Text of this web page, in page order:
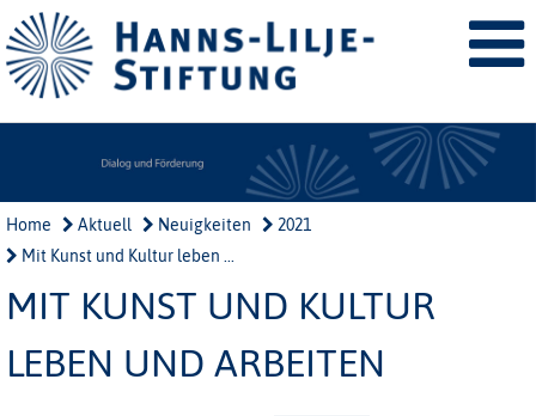
Home Aktuell Neuigkeiten
2021
Mit Kunst und Kultur leben ...
MIT KUNST UND KULTUR
LEBEN UND ARBEITEN